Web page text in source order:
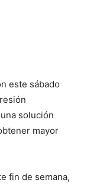
este sábado
solución
mayor
fin de semana,